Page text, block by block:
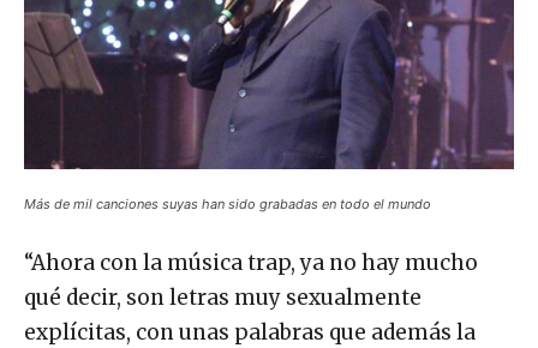
Más de mil canciones suyas han sido grabadas en todo el mundo
“Ahora con la música trap, ya no hay mucho
qué decir, son letras muy sexualmente
explícitas, con unas palabras que además la